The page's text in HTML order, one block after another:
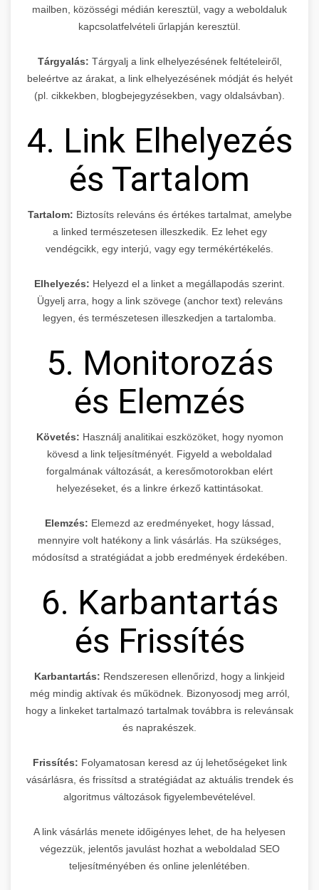
mailben, közösségi médián keresztül, vagy a weboldaluk
kapcsolatfelvételi űrlapján keresztül.
Tárgyalás: Tárgyalj a link elhelyezésének feltételeiről,
beleértve az árakat, a link elhelyezésének módját és helyét
(pl. cikkekben, blogbejegyzésekben, vagy oldalsávban).
4. Link Elhelyezés
és Tartalom
Tartalom: Biztosíts releváns és értékes tartalmat, amelybe
a linked természetesen illeszkedik. Ez lehet egy
vendégcikk, egy interjú, vagy egy termékértékelés.
Elhelyezés: Helyezd el a linket a megállapodás szerint.
Ügyelj arra, hogy a link szövege (anchor text) releváns
legyen, és természetesen illeszkedjen a tartalomba.
5. Monitorozás
és Elemzés
Követés: Használj analitikai eszközöket, hogy nyomon
kövesd a link teljesítményét. Figyeld a weboldalad
forgalmának változását, a keresőmotorokban elért
helyezéseket, és a linkre érkező kattintásokat.
Elemzés: Elemezd az eredményeket, hogy lássad,
mennyire volt hatékony a link vásárlás. Ha szükséges,
módosítsd a stratégiádat a jobb eredmények érdekében.
6. Karbantartás
és Frissítés
Karbantartás: Rendszeresen ellenőrizd, hogy a linkjeid
még mindig aktívak és működnek. Bizonyosodj meg arról,
hogy a linkeket tartalmazó tartalmak továbbra is relevánsak
és naprakészek.
Frissítés: Folyamatosan keresd az új lehetőségeket link
vásárlásra, és frissítsd a stratégiádat az aktuális trendek és
algoritmus változások figyelembevételével.
A link vásárlás menete időigényes lehet, de ha helyesen
végezzük, jelentős javulást hozhat a weboldalad SEO
teljesítményében és online jelenlétében.